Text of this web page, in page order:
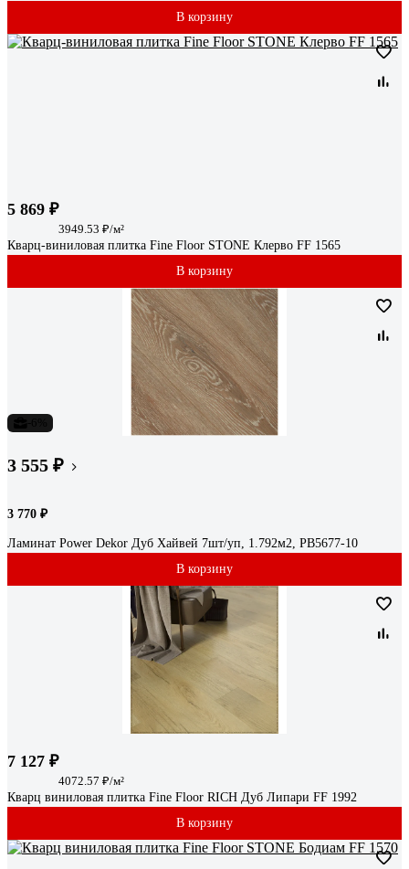
В корзину
5 869 ₽
3949.53 ₽/м²
Кварц-виниловая плитка Fine Floor STONE Клерво FF 1565
В корзину
3 555 ₽
3 770 ₽
Ламинат Power Dekor Дуб Хайвей 7шт/уп, 1.792м2, PB5677-10
В корзину
7 127 ₽
4072.57 ₽/м²
Кварц виниловая плитка Fine Floor RICH Дуб Липари FF 1992
В корзину